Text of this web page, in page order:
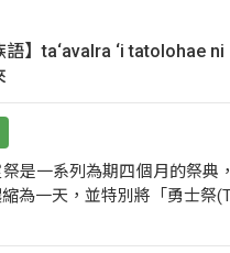
語】ta‘avalra ‘i tatolohae
是一系列為期四個月的祭典
為一天，並特別將「勇士祭